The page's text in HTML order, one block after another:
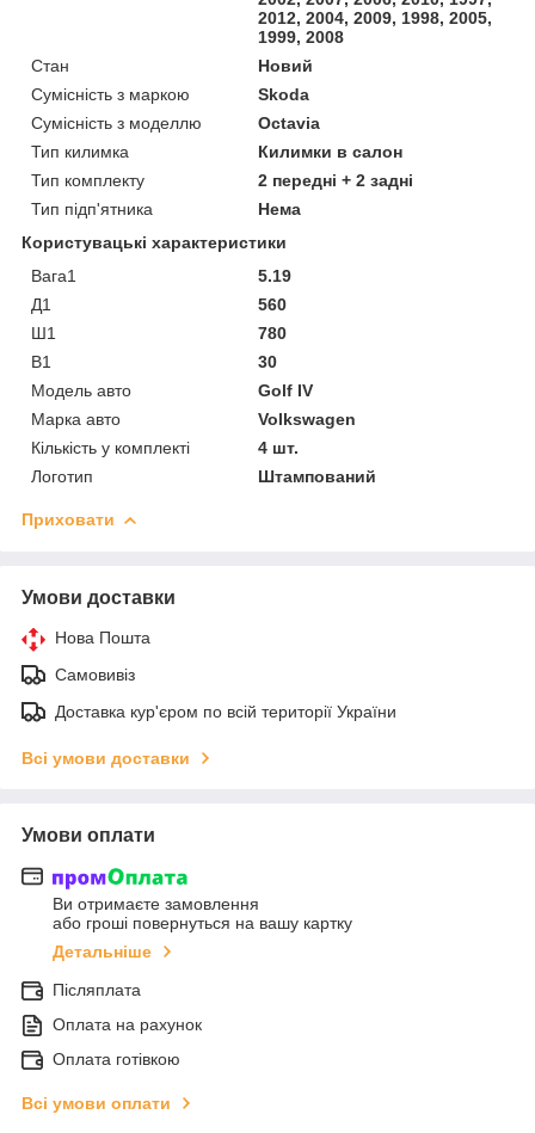
2012, 2004, 2009, 1998, 2005,
1999, 2008
Стан
Новий
Сумісність з маркою
Skoda
Сумісність з моделлю
Octavia
Тип килимка
Килимки в салон
Тип комплекту
2 передні + 2 задні
Тип підп'ятника
Нема
Користувацькі характеристики
Вага1
5.19
Д1
560
Ш1
780
В1
30
Модель авто
Golf IV
Марка авто
Volkswagen
Кількість у комплекті
4 шт.
Логотип
Штампований
Приховати
Умови доставки
Нова Пошта
Самовивіз
Доставка кур'єром по всій території України
Всі умови доставки
Умови оплати
Ви отримаєте замовлення
або гроші повернуться на вашу картку
Детальніше
Післяплата
Оплата на рахунок
Оплата готівкою
Всі умови оплати